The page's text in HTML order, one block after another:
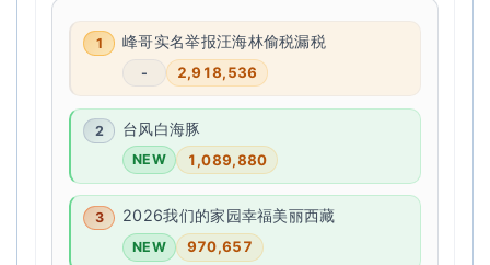
峰哥实名举报汪海林偷税漏税
- 2,918,536
台风白海豚
NEW 1,089,880
2026我们的家园幸福美丽西藏
NEW 970,657